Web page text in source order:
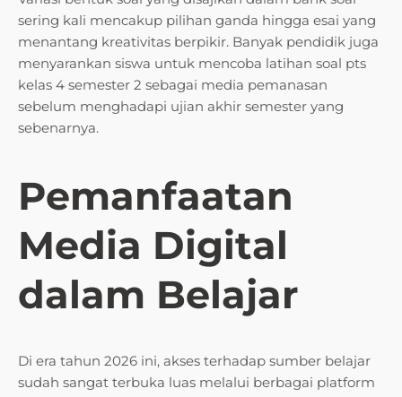
sering kali mencakup pilihan ganda hingga esai yang
menantang kreativitas berpikir. Banyak pendidik juga
menyarankan siswa untuk mencoba latihan soal pts
kelas 4 semester 2 sebagai media pemanasan
sebelum menghadapi ujian akhir semester yang
sebenarnya.
Pemanfaatan
Media Digital
dalam Belajar
Di era tahun 2026 ini, akses terhadap sumber belajar
sudah sangat terbuka luas melalui berbagai platform